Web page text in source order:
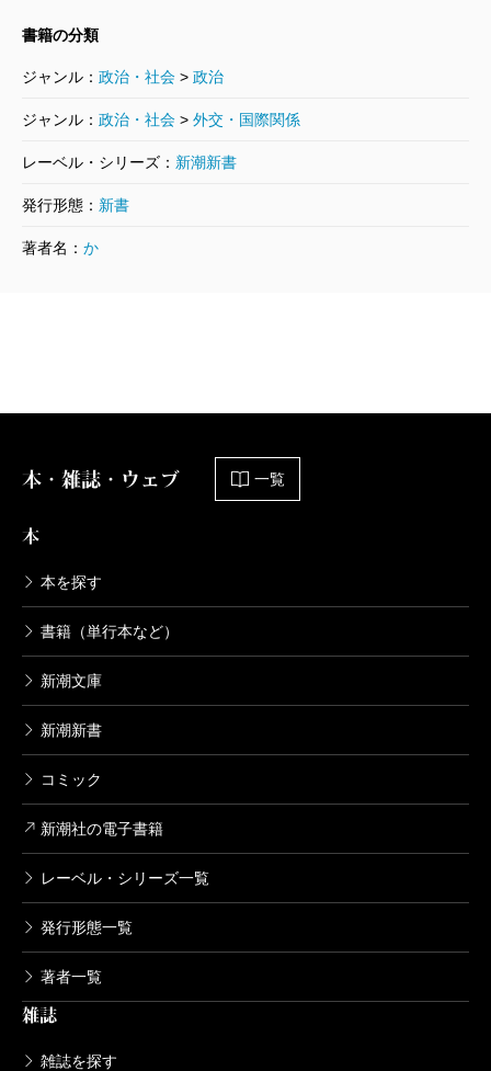
書籍の分類
ジャンル： 政治・社会 > 政治
ジャンル： 政治・社会 > 外交・国際関係
レーベル・シリーズ： 新潮新書
発行形態： 新書
著者名： か
本・雑誌・ウェブ 一覧
本
本を探す
書籍（単行本など）
新潮文庫
新潮新書
コミック
新潮社の電子書籍
レーベル・シリーズ一覧
発行形態一覧
著者一覧
雑誌
雑誌を探す